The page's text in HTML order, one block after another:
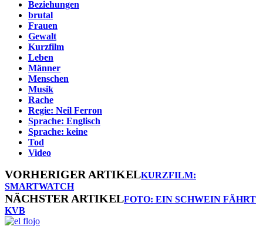
Beziehungen
brutal
Frauen
Gewalt
Kurzfilm
Leben
Männer
Menschen
Musik
Rache
Regie: Neil Ferron
Sprache: Englisch
Sprache: keine
Tod
Video
VORHERIGER ARTIKELKURZFILM:
SMARTWATCH
NÄCHSTER ARTIKELFOTO: EIN SCHWEIN FÄHRT
KVB